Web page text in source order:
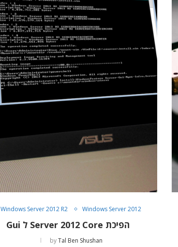
Windows Server 2012
Windows Server 2012 R2
הפיכת Server 2012 Core ל Gui
byTal Ben Shushan